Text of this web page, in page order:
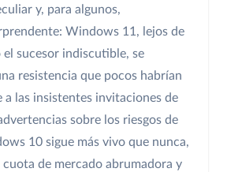
y, para algunos,
Windows 11, lejos de
sucesor indiscutible, se
resistencia que pocos habrían
a las insistentes invitaciones de
sobre los riesgos de
10 sigue más vivo que nunca,
cuota de mercado abrumadora y